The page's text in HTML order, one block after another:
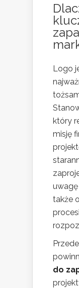
Logo
który
misję
także
do